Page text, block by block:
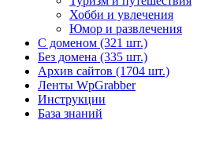
Хобби и увлечения
Юмор и развлечения
С доменом (321 шт.)
Без домена (335 шт.)
Архив сайтов (1704 шт.)
Ленты WpGrabber
Инструкции
База знаний